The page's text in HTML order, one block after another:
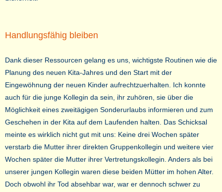
Handlungsfähig bleiben
Dank dieser Ressourcen gelang es uns, wichtigste Routinen wie die
Planung des neuen Kita-Jahres und den Start mit der
Eingewöhnung der neuen Kinder aufrechtzuerhalten. Ich konnte
auch für die junge Kollegin da sein, ihr zuhören, sie über die
Möglichkeit eines zweitägigen Sonderurlaubs informieren und zum
Geschehen in der Kita auf dem Laufenden halten. Das Schicksal
meinte es wirklich nicht gut mit uns: Keine drei Wochen später
verstarb die Mutter ihrer direkten Gruppenkollegin und weitere vier
Wochen später die Mutter ihrer Vertretungskollegin. Anders als bei
unserer jungen Kollegin waren diese beiden Mütter im hohen Alter.
Doch obwohl ihr Tod absehbar war, war er dennoch schwer zu